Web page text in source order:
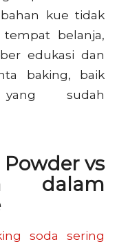
kue tidak
belanja,
edukasi dan
baking, baik
sudah
vs
dalam
soda sering